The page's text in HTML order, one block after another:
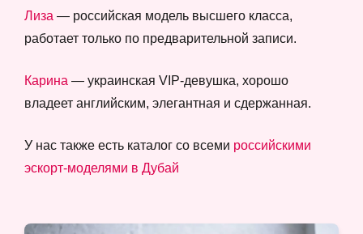
Лиза — российская модель высшего класса,
работает только по предварительной записи.
Карина — украинская VIP-девушка, хорошо
владеет английским, элегантная и сдержанная.
У нас также есть каталог со всеми российскими
эскорт-моделями в Дубай